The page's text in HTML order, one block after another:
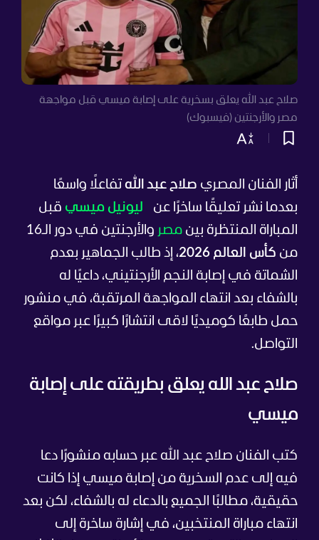
صلاح عبد الله يعلق بسخرية على إصابة ميسي قبل مواجهة
مصر والأرجنتين (فيسبوك)
أثار الفنان المصري صلاح عبد الله تفاعلًا واسعًا
بعدما نشر تعليقًا ساخرًا عن ليونيل ميسي قبل
المباراة المنتظرة بين مصر
والأرجنتين في دور الـ16
من كأس العالم 2026
، إذ طالب الجماهير بعدم
الشماتة في إصابة النجم الأرجنتيني، داعيًا له
بالشفاء بعد انتهاء المواجهة المرتقبة، في منشور
حمل طابعًا كوميديًا لاقى انتشارًا كبيرًا عبر مواقع
التواصل.
صلاح عبد الله يعلق بطريقته على إصابة
ميسي
كتب الفنان صلاح عبد الله عبر حسابه منشورًا دعا
فيه إلى عدم السخرية من إصابة ميسي إذا كانت
حقيقية، مطالبًا الجميع بالدعاء له بالشفاء، لكن بعد
انتهاء مباراة المنتخبين، في إشارة ساخرة إلى